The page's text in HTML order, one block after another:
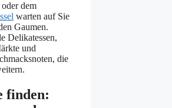
oder dem
warten auf Sie
Gaumen.
Delikatessen,
und
die
finden: